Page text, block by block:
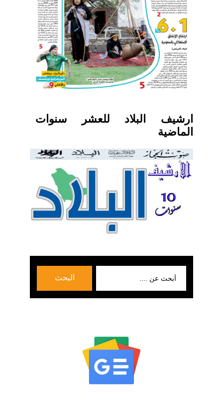
ارشيف البلاد للعشر سنوات
الماضية
البحث